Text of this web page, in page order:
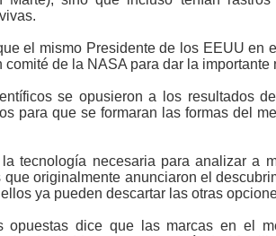
el mismo Presidente de los EEUU
de la NASA para dar la importante
se opusieron a los resultados
para que se formaran las formas del
tecnología necesaria para analizar a
originalmente anunciaron el
ya pueden descartar las otras
opuestas dice que las marcas en el